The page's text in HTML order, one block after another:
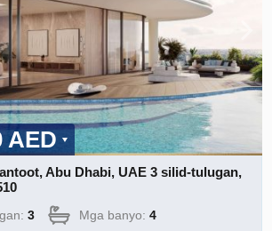
AED
Abu Dhabi, UAE 3 silid-tulugan,
3 Mga banyo:4